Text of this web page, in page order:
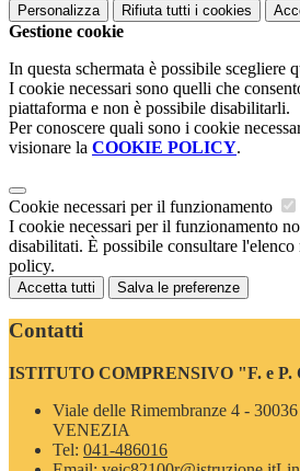
Personalizza Rifiuta tutti i cookies
Gestione cookie
In questa schermata è possibile scegliere
I cookie necessari sono quelli che
piattaforma e non è possibile disabilitarli.
Per conoscere quali sono i cookie
visionare la COOKIE POLICY.
Cookie necessari per il funzionamento
I cookie necessari per il funzionamento
disabilitati. È possibile consultare
policy.
Accetta tutti Salva le preferenze
Contatti
ISTITUTO COMPRENSIVO "F. e P.
Viale delle Rimembranze 4 -
VENEZIA
Tel: 041-486016